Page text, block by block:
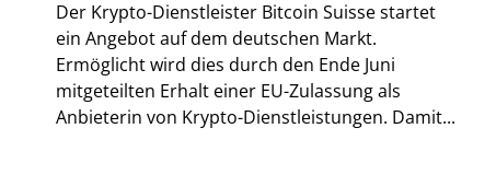
Der Krypto-Dienstleister Bitcoin Suisse startet
ein Angebot auf dem deutschen Markt.
Ermöglicht wird dies durch den Ende Juni
mitgeteilten Erhalt einer EU-Zulassung als
Anbieterin von Krypto-Dienstleistungen. Damit...